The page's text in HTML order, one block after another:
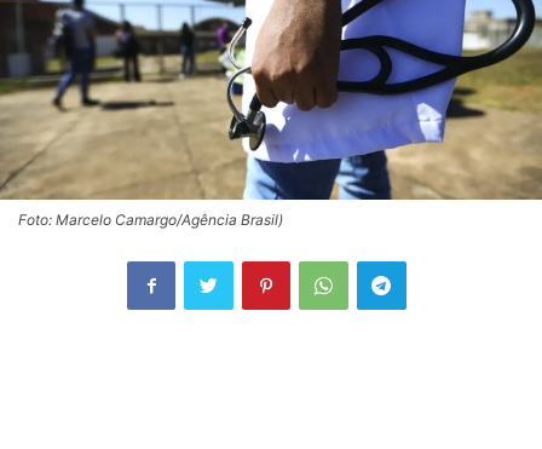
Foto: Marcelo Camargo/Agência Brasil)